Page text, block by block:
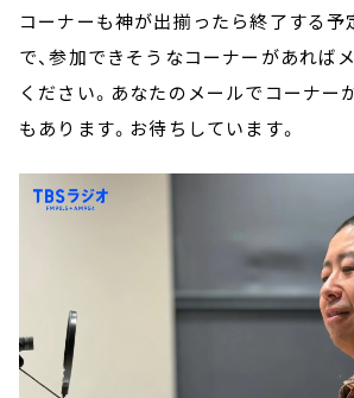
コーナーも神が出揃ったら終了する予
で、参加できそうなコーナーがあれば
ください。あなたのメールでコーナー
もあります。お待ちしています。